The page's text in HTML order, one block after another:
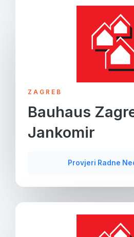
ZAGREB
Bauhaus
Jankomir
Provjeri Radne